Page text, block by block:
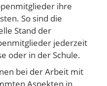
ihre
So sind die
Stand der
jederzeit
oder in der Schule.
bei der Arbeit mit
Aspekten in